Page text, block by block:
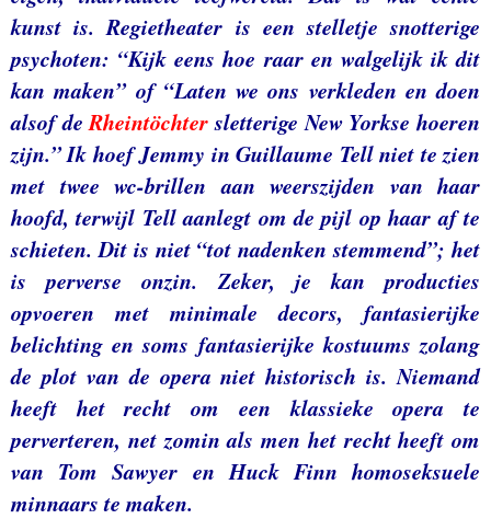
kunst is. Regietheater is een stelletje snotterige
psychoten: “Kijk eens hoe raar en walgelijk ik dit
kan maken” of “Laten we ons verkleden en doen
alsof deRheintöchtersletterige New Yorkse hoeren
zijn.” Ik hoef Jemmy in Guillaume Tell niet te zien
met twee wc-brillen aan weerszijden van haar
hoofd, terwijl Tell aanlegt om de pijl op haar af te
schieten. Dit is niet “tot nadenken stemmend”; het
is perverse onzin. Zeker, je kan producties
opvoeren met minimale decors, fantasierijke
belichting en soms fantasierijke kostuums zolang
de plot van de opera niet historisch is. Niemand
heeft het recht om een klassieke opera te
perverteren, net zomin als men het recht heeft om
van Tom Sawyer en Huck Finn homoseksuele
minnaars te maken.